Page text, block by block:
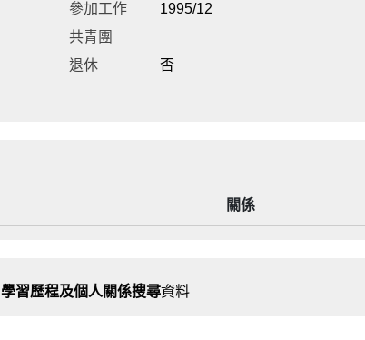
參加工作 1995/12
共青團
退休 否
關係
學習歷程及個人關係搜尋資料